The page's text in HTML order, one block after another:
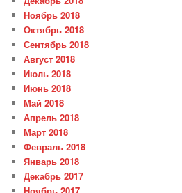
Ноябрь 2018
Октябрь 2018
Сентябрь 2018
Август 2018
Июль 2018
Июнь 2018
Май 2018
Апрель 2018
Март 2018
Февраль 2018
Январь 2018
Декабрь 2017